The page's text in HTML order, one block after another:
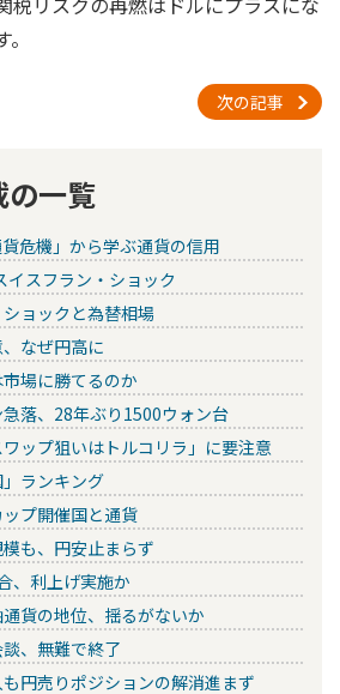
次の記事
の一覧
危機」から学ぶ通貨の信用
スフラン・ショック
ョックと為替相場
なぜ円高に
場に勝てるのか
落、28年ぶり1500ウォン台
ップ狙いはトルコリラ」に要注意
ランキング
プ開催国と通貨
も、円安止まらず
、利上げ実施か
貨の地位、揺るがないか
、無難で終了
円売りポジションの解消進まず